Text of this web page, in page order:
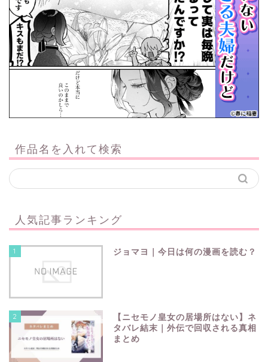
作品名を入れて検索
人気記事ランキング
1 ジョマヨ｜今日は何の漫画を読む？
2
【ニセモノ皇女の居場所はない】ネ
タバレ結末｜外伝で回収される真相
まとめ